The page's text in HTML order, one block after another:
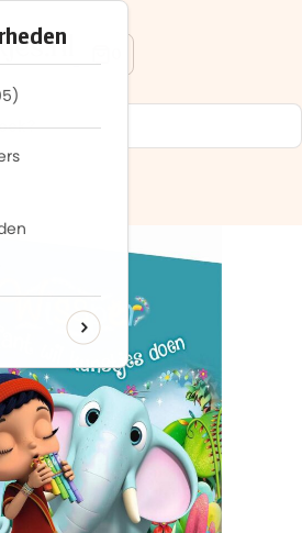
onze acties?
nieuwsbrief en ontvang
om contact op te nemen,
met onsprivacybeleid.